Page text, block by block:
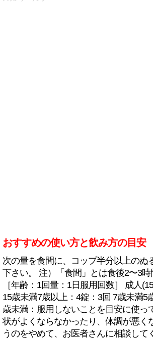
おすすめの使い方と飲み方の目安
次の量を食間に、コップ半分以上のぬ
下さい。 注）「食間」とは食後2〜3時
［年齢：1回量：1日服用回数］ 成人
15歳未満7歳以上：4錠：3回 7歳未満5
歳未満：服用しないことを目安に使っ
状がよくならなかったり、体調が悪く
うのをやめて、お医者さんに相談し